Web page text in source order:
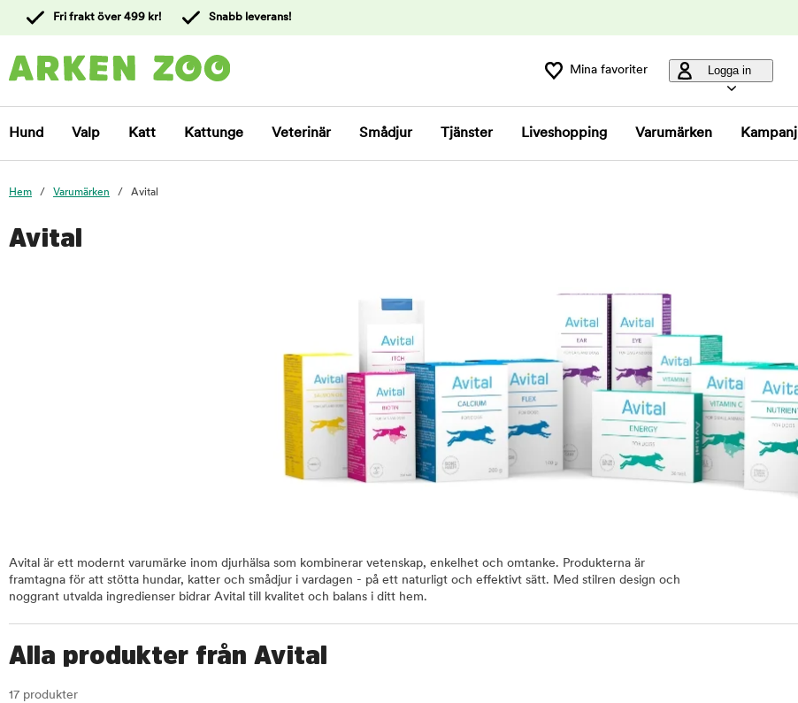
kundtjänst
Fri frakt över 499 kr! Snabb leverans!
Mina favoriter Logga in
Hund Valp Katt Kattunge Veterinär Smådjur Tjänster Liveshopping Varumärken Kampanj
Hem Varumärken Avital
Avital
Avital är ett modernt varumärke inom djurhälsa som kombinerar vetenskap, enkelhet och omtanke. Produkterna är
framtagna för att stötta hundar, katter och smådjur i vardagen - på ett naturligt och effektivt sätt. Med stilren design och
noggrant utvalda ingredienser bidrar Avital till kvalitet och balans i ditt hem.
Alla produkter från Avital
17 produkter